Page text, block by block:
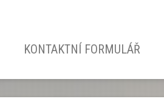
KONTAKTNÍ FORMULÁŘ